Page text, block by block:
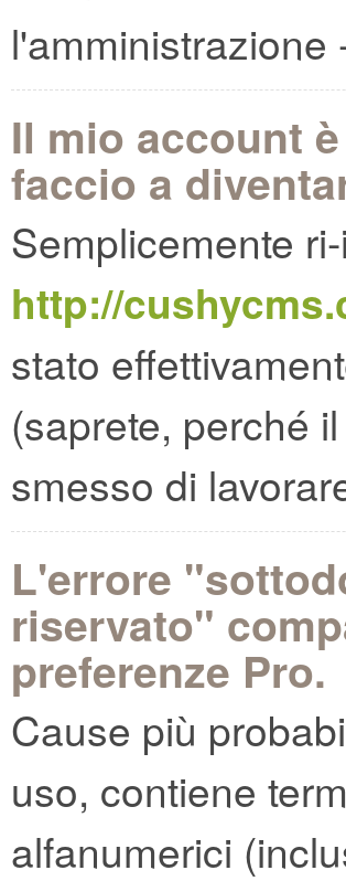
l'amministrazione
Il mio account
faccio a
Semplicemente
http://
stato
(saprete, perché
smesso di
L'errore
riservato"
preferenze Pro.
Cause più
uso, contiene
alfanumerici